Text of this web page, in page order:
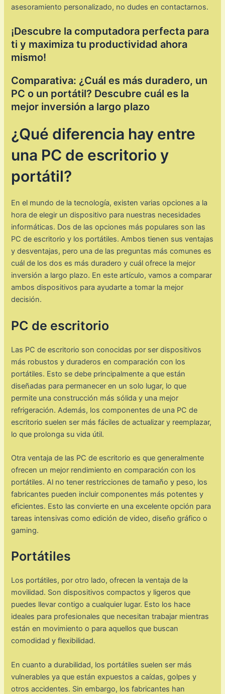
asesoramiento personalizado, no dudes en contactarnos.
¡Descubre la computadora perfecta para
ti y maximiza tu productividad ahora
mismo!
Comparativa: ¿Cuál es más duradero, un
PC o un portátil? Descubre cuál es la
mejor inversión a largo plazo
¿Qué diferencia hay entre
una PC de escritorio y
portátil?
En el mundo de la tecnología, existen varias opciones a la
hora de elegir un dispositivo para nuestras necesidades
informáticas. Dos de las opciones más populares son las
PC de escritorio y los portátiles. Ambos tienen sus ventajas
y desventajas, pero una de las preguntas más comunes es
cuál de los dos es más duradero y cuál ofrece la mejor
inversión a largo plazo. En este artículo, vamos a comparar
ambos dispositivos para ayudarte a tomar la mejor
decisión.
PC de escritorio
Las PC de escritorio son conocidas por ser dispositivos
más robustos y duraderos en comparación con los
portátiles. Esto se debe principalmente a que están
diseñadas para permanecer en un solo lugar, lo que
permite una construcción más sólida y una mejor
refrigeración. Además, los componentes de una PC de
escritorio suelen ser más fáciles de actualizar y reemplazar,
lo que prolonga su vida útil.
Otra ventaja de las PC de escritorio es que generalmente
ofrecen un mejor rendimiento en comparación con los
portátiles. Al no tener restricciones de tamaño y peso, los
fabricantes pueden incluir componentes más potentes y
eficientes. Esto las convierte en una excelente opción para
tareas intensivas como edición de video, diseño gráfico o
gaming.
Portátiles
Los portátiles, por otro lado, ofrecen la ventaja de la
movilidad. Son dispositivos compactos y ligeros que
puedes llevar contigo a cualquier lugar. Esto los hace
ideales para profesionales que necesitan trabajar mientras
están en movimiento o para aquellos que buscan
comodidad y flexibilidad.
En cuanto a durabilidad, los portátiles suelen ser más
vulnerables ya que están expuestos a caídas, golpes y
otros accidentes. Sin embargo, los fabricantes han